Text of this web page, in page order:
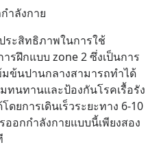
ำลังกาย
ระสิทธิภาพในการใช้
รฝึกแบบ zone 2 ซึ่งเป็นการ
ข้นปานกลางสามารถทำได้
ทนทานและป้องกันโรคเรื้อรัง
ยการเดินเร็วระยะทาง 6-10
อกกำลังกายแบบนี้เพียงสอง